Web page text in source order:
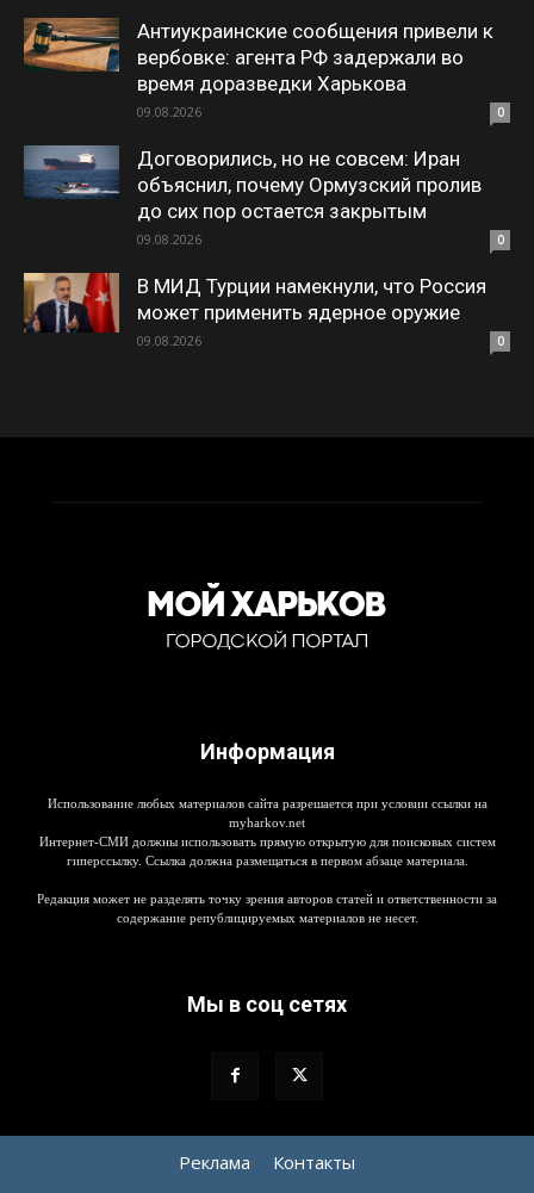
Антиукраинские сообщения привели к
вербовке: агента РФ задержали во
время доразведки Харькова
09.08.2026 0
Договорились, но не совсем: Иран
объяснил, почему Ормузский пролив
до сих пор остается закрытым
09.08.2026 0
В МИД Турции намекнули, что Россия
может применить ядерное оружие
09.08.2026 0
Информация
Использование любых материалов сайта разрешается при условии ссылки на
myharkov.net
Интернет-СМИ должны использовать прямую открытую для поисковых систем
гиперссылку. Ссылка должна размещаться в первом абзаце материала.
Редакция может не разделять точку зрения авторов статей и ответственности за
содержание републицируемых материалов не несет.
Мы в соц сетях
Реклама Контакты